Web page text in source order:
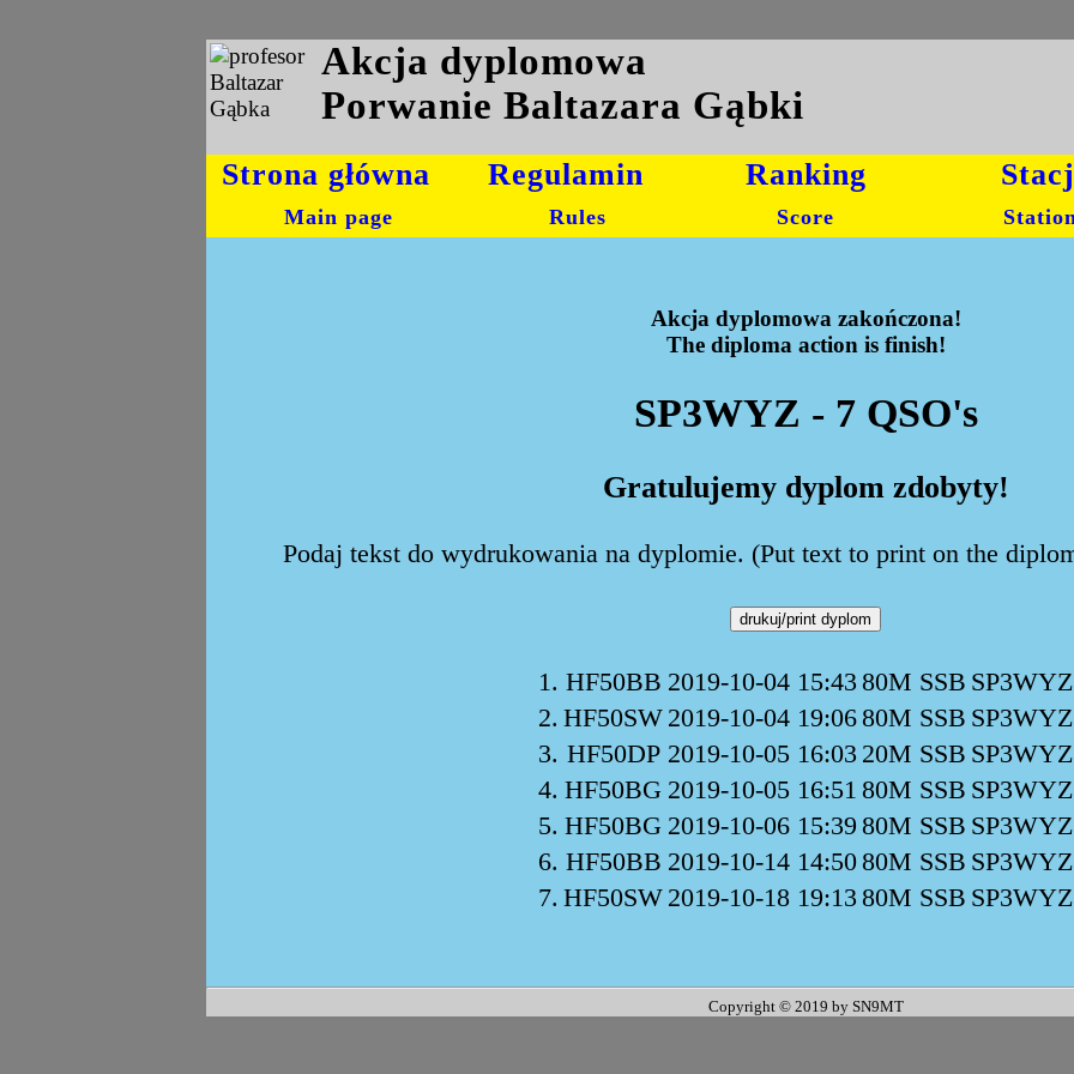
Akcja dyplomowa
Porwanie Baltazara Gąbki
Strona główna
Main page
Regulamin
Rules
Ranking
Score
Akcja dyplomowa zakończona!
The diploma action is finish!
SP3WYZ - 7 QSO's
Gratulujemy dyplom zdobyty!
Podaj tekst do wydrukowania na dyplomie. (Put text to print on the
1. HF50BB 2019-10-04 15:43 80M SSB SP3WYZ
2. HF50SW 2019-10-04 19:0680M SSB SP3WYZ
3. HF50DP 2019-10-05 16:03 20M SSB SP3WYZ
4. HF50BG 2019-10-05 16:51 80M SSB SP3WYZ
5. HF50BG 2019-10-06 15:39 80M SSB SP3WYZ
6. HF50BB 2019-10-14 14:5080M SSB SP3WYZ
7. HF50SW 2019-10-18 19:13 80M SSB SP3WYZ
Copyright © 2019 by SN9MT